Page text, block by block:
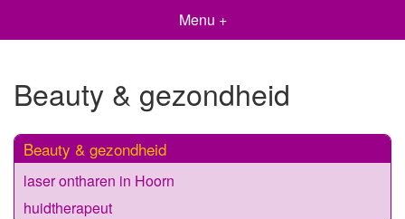
Menu +
Beauty & gezondheid
Beauty & gezondheid
laser ontharen in Hoorn
huidtherapeut